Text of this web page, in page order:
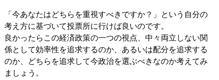
「今あなたはどちらを重視すべきですか？」という自分の
考え方に基づいて投票所に行けば良いのです。
良かったらこの経済政策の一つの視点、中々両立しない関
係として効率性を追求するのか、あるいは配分を追求する
のか、どちらを追求して今政治を選ぶべきなのか考えてみ
ましょう。